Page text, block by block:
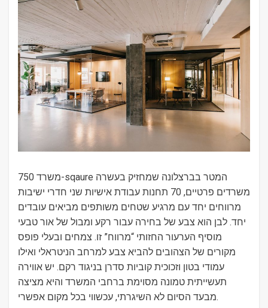
משרד 750-sqaure המטר בברצלונה שמחזיק בעשרה
משרדים פרטיים, 70 תחנות עבודת אישיות שני חדרי ישיבות
מרווחים יחד עם מרגיע שטחים משותפים מביאים עובדים
יחד. לבן הוא צבע של בחירה עבור רקע ומבול של אור טבעי
מוסיף הערעור החזותי “מרווח” זו. צמחים ובעלי פופס
מקורים של הצהובים להביא צבע למרחב הניטראלי ואילו
עמודי בטון וזכוכית קוביות סדרן בניגוד רקם. יש אווירה
תעשייתית טמונה מסוימת ברחבי המשרד והיא מציצה
מבעד הסיום לא השיגרתי, עכשווי בכל מקום אפשרי.